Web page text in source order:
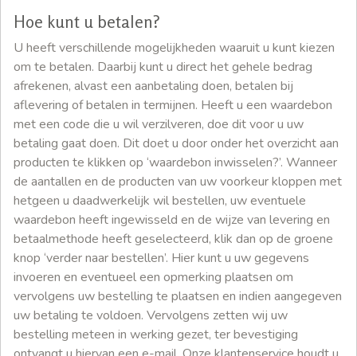
Hoe kunt u betalen?
U heeft verschillende mogelijkheden waaruit u kunt kiezen
om te betalen. Daarbij kunt u direct het gehele bedrag
afrekenen, alvast een aanbetaling doen, betalen bij
aflevering of betalen in termijnen. Heeft u een waardebon
met een code die u wil verzilveren, doe dit voor u uw
betaling gaat doen. Dit doet u door onder het overzicht aan
producten te klikken op ‘waardebon inwisselen?’. Wanneer
de aantallen en de producten van uw voorkeur kloppen met
hetgeen u daadwerkelijk wil bestellen, uw eventuele
waardebon heeft ingewisseld en de wijze van levering en
betaalmethode heeft geselecteerd, klik dan op de groene
knop ‘verder naar bestellen’. Hier kunt u uw gegevens
invoeren en eventueel een opmerking plaatsen om
vervolgens uw bestelling te plaatsen en indien aangegeven
uw betaling te voldoen. Vervolgens zetten wij uw
bestelling meteen in werking gezet, ter bevestiging